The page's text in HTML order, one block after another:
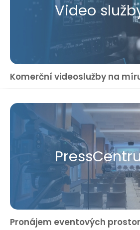
Video
Komerční videoslužby na
Pronájem eventových